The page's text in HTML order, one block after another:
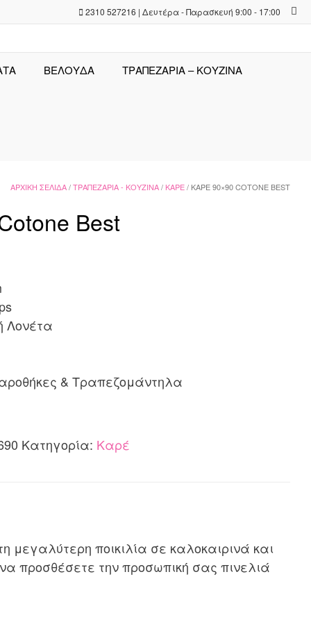
2310 527216 | Δευτέρα - Παρασκευή 9:00 - 17:00
ΒΕΛΟΥΔΑ ΤΡΑΠΕΖΑΡΊΑ – ΚΟΥΖΊΝΑ
ΑΡΧΙΚΉ ΣΕΛΊΔΑ/ΤΡΑΠΕΖΑΡΊΑ - ΚΟΥΖΊΝΑ/ ΚΑΡΈ/ ΚΑΡΈ 90×90 COTONE BEST
Best
Λονέτα
& Τραπεζομάντηλα
Κατηγορία: Καρέ
μεγαλύτερη ποικιλία σε καλοκαιρινά και
προσθέσετε την προσωπική σας πινελιά